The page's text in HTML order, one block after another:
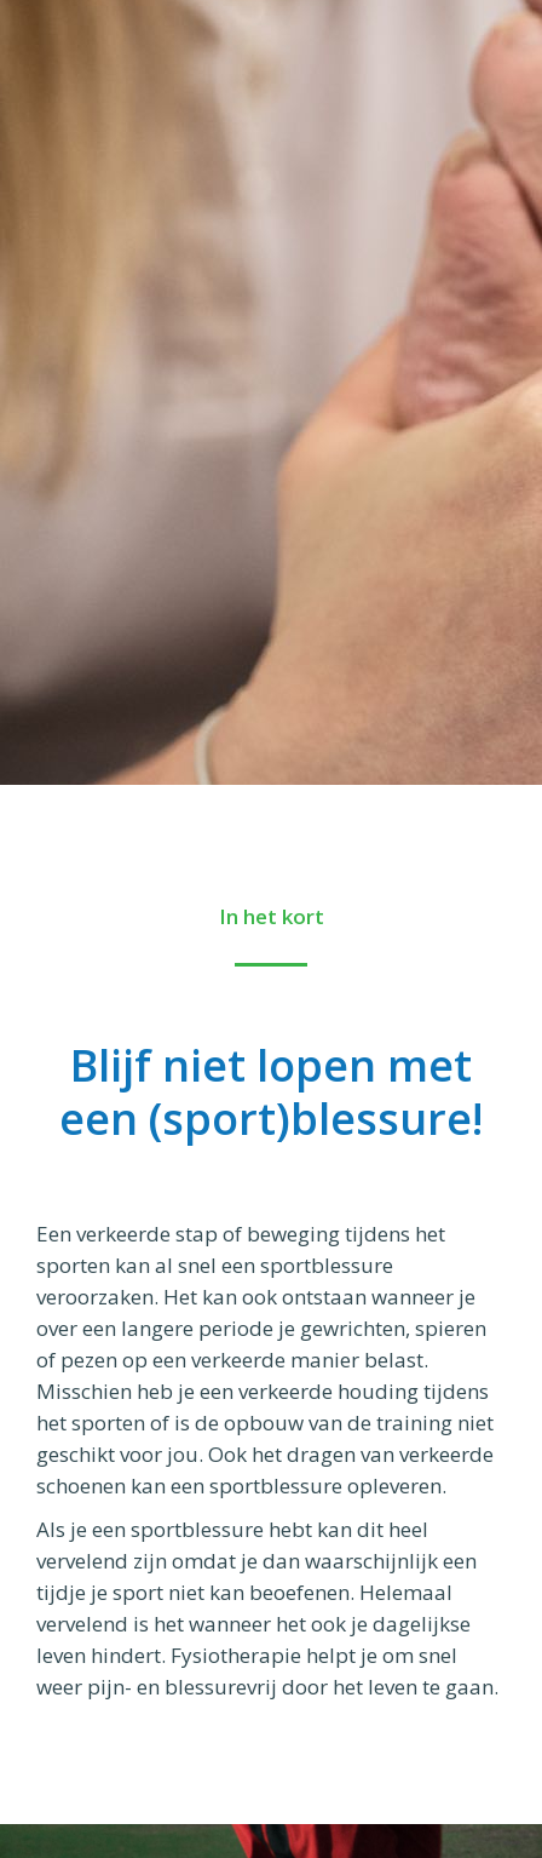
In het kort
Blijf niet lopen met
een (sport)blessure!
Een verkeerde stap of beweging tijdens het
sporten kan al snel een sportblessure
veroorzaken. Het kan ook ontstaan wanneer je
over een langere periode je gewrichten, spieren
of pezen op een verkeerde manier belast.
Misschien heb je een verkeerde houding tijdens
het sporten of is de opbouw van de training niet
geschikt voor jou. Ook het dragen van verkeerde
schoenen kan een sportblessure opleveren.
Als je een sportblessure hebt kan dit heel
vervelend zijn omdat je dan waarschijnlijk een
tijdje je sport niet kan beoefenen. Helemaal
vervelend is het wanneer het ook je dagelijkse
leven hindert. Fysiotherapie helpt je om snel
weer pijn- en blessurevrij door het leven te gaan.